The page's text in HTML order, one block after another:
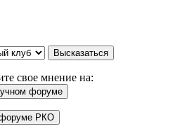
свое мнение на: